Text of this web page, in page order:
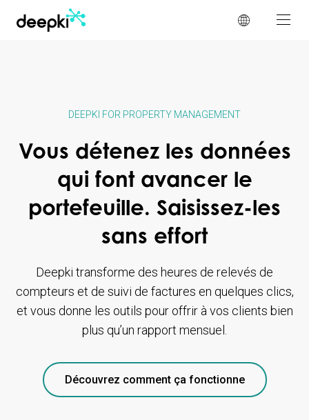
DEEPKI FOR PROPERTY MANAGEMENT
Vous détenez les données
qui font avancer le
portefeuille. Saisissez-les
sans effort
Deepki transforme des heures de relevés de
compteurs et de suivi de factures en quelques clics,
et vous donne les outils pour offrir à vos clients bien
plus qu’un rapport mensuel.
Découvrez comment ça fonctionne
Panneau de gestion des cookies